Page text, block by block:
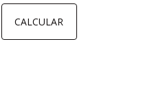
CALCULAR